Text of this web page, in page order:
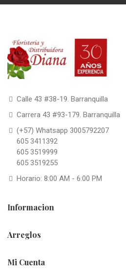
Calle 43 #38-19. Barranquilla
Carrera 43 #93-179. Barranquilla
(+57) Whatsapp 3005792207
605 3411392
605 3519999
605 3519255
Horario: 8:00 AM - 6:00 PM
Informacion
Arreglos
Mi Cuenta